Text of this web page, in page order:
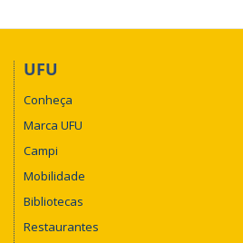
UFU
Conheça
Marca UFU
Campi
Mobilidade
Bibliotecas
Restaurantes